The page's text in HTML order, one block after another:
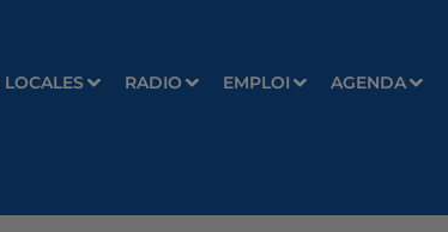
LOCALES RADIO EMPLOI AGENDA